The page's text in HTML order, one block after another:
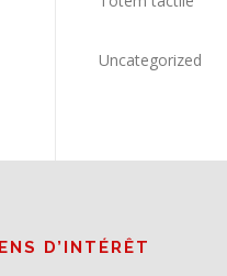
Uncategorized
D’INTÉRÊT